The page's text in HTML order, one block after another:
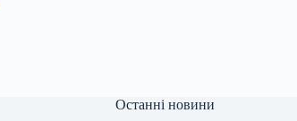
Останні новини